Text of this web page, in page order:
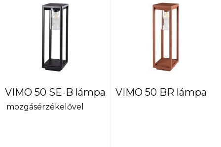
VIMO 50 SE-B lámpa
mozgásérzékelővel
VIMO 50 BR lámpa